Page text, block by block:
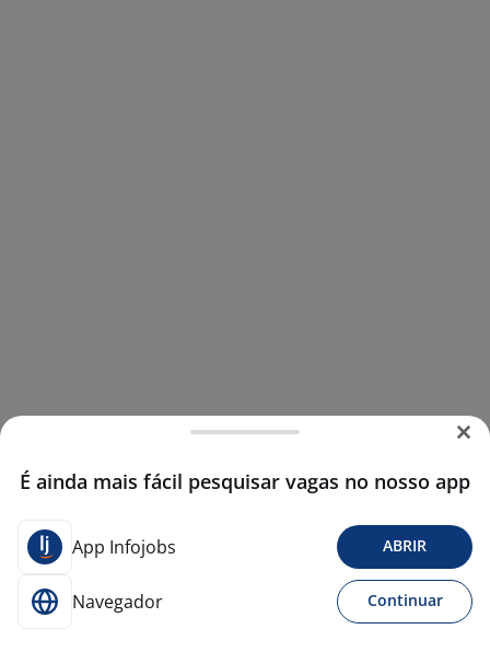
É ainda mais fácil pesquisar vagas no nosso app
App Infojobs ABRIR
Navegador Continuar